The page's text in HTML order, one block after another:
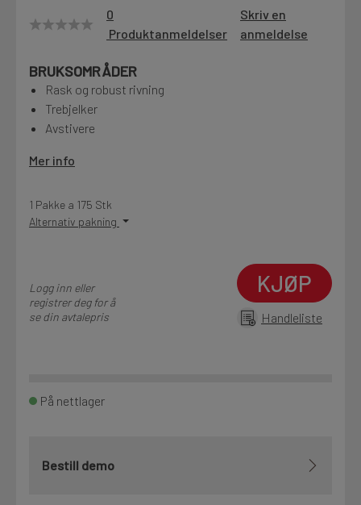
Fra rådgivning til sporing av ordre
Kampanjer
Produktnyheter
Siste nytt om dine favorittprodukter
0
Produktanmeldelser
Skriv en
anmeldelse
BRUKSOMRÅDER
Rask og robust rivning
Trebjelker
Avstivere
Mer info
1 Pakke a 175 Stk
Alternativ pakning
Logg inn eller
registrer deg for å
se din avtalepris
KJØP
Handleliste
På nettlager
Bestill demo